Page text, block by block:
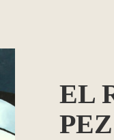
EL